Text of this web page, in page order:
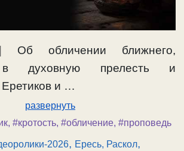
Об обличении ближнего,
в духовную прелесть и
и …
развернуть
, #кротость, #обличение, #проповедь
2026, Ересь, Раскол,